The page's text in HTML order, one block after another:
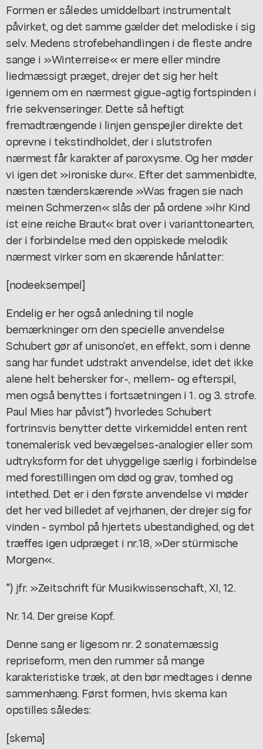
Formen er således umiddelbart instrumentalt
påvirket, og det samme gælder det melodiske i sig
selv. Medens strofebehandlingen i de fleste andre
sange i »Winterreise« er mere eller mindre
liedmæssigt præget, drejer det sig her helt
igennem om en nærmest gigue-agtig fortspinden i
frie sekvenseringer. Dette så heftigt
fremadtrængende i linjen genspejler direkte det
oprevne i tekstindholdet, der i slutstrofen
nærmest får karakter af paroxysme. Og her møder
vi igen det »ironiske dur«. Efter det sammenbidte,
næsten tænderskærende »Was fragen sie nach
meinen Schmerzen« slås der på ordene »ihr Kind
ist eine reiche Braut« brat over i varianttonearten,
der i forbindelse med den oppiskede melodik
nærmest virker som en skærende hånlatter:
[nodeeksempel]
Endelig er her også anledning til nogle
bemærkninger orn den specielle anvendelse
Schubert gør af unisono'et, en effekt, som i denne
sang har fundet udstrakt anvendelse, idet det ikke
alene helt behersker for-, mellem- og efterspil,
men også benyttes i fortsætningen i 1. og 3. strofe.
Paul Mies har påvist*) hvorledes Schubert
fortrinsvis benytter dette virkemiddel enten rent
tonemalerisk ved bevægelses-analogier eller som
udtryksform for det uhyggelige særlig i forbindelse
med forestillingen om død og grav, tomhed og
intethed. Det er i den første anvendelse vi møder
det her ved billedet af vejrhanen, der drejer sig for
vinden - symbol på hjertets ubestandighed, og det
træffes igen udpræget i nr.18, »Der stürmische
Morgen«.
*) jfr. »Zeitschrift für Musikwissenschaft, XI, 12.
Nr. 14. Der greise Kopf.
Denne sang er ligesom nr. 2 sonatemæssig
repriseform, men den rummer så mange
karakteristiske træk, at den bør medtages i denne
sammenhæng. Først formen, hvis skema kan
opstilles således:
[skema]